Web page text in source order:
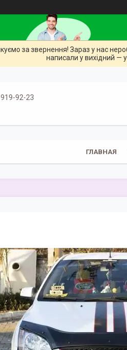
за звернення! Зараз у нас
написали у вихідний —
92-23
ГЛАВНАЯ